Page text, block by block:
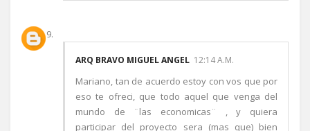
ARQ BRAVO MIGUEL ANGEL 12:14 A.M.
Mariano, tan de acuerdo estoy con vos que por
eso te ofreci, que todo aquel que venga del
mundo de ¨las economicas¨ , y quiera
participar del proyecto sera (mas que) bien